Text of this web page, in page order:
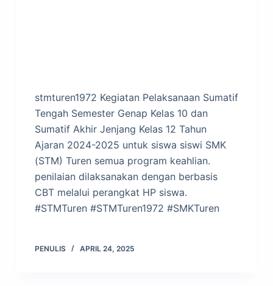
stmturen1972 Kegiatan Pelaksanaan Sumatif
Tengah Semester Genap Kelas 10 dan
Sumatif Akhir Jenjang Kelas 12 Tahun
Ajaran 2024-2025 untuk siswa siswi SMK
(STM) Turen semua program keahlian.
penilaian dilaksanakan dengan berbasis
CBT melalui perangkat HP siswa.
#STMTuren #STMTuren1972 #SMKTuren
PENULIS APRIL 24, 2025